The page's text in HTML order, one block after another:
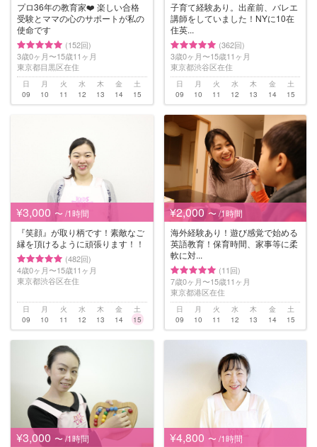
プロ36年の教育家❤️ 楽しい合格
受験とママの心のサポートが私の
使命です
(152回)
3歳0ヶ月〜15歳11ヶ月
東京都目黒区在住
日
09
月
10
火
11
水
12
木
13
金
14
土
15
子育て経験あり。出産前、バレエ
講師をしていました！NYに10在
住英...
(362回)
3歳0ヶ月〜15歳11ヶ月
東京都渋谷区在住
日
09
月
10
火
11
水
12
木
13
金
14
土
15
¥3,000 〜 /1時間
『笑顔』が取り柄です！素敵なご
縁を頂けるように頑張ります！！
(482回)
4歳0ヶ月〜15歳11ヶ月
東京都渋谷区在住
日
09
月
10
火
11
水
12
木
13
金
14
土
15
¥2,000 〜 /1時間
海外経験あり！遊び感覚で始める
英語教育！保育時間、家事等に柔
軟に対...
(11回)
7歳0ヶ月〜15歳11ヶ月
東京都港区在住
日
09
月
10
火
11
水
12
木
13
金
14
土
15
¥3,000 〜 /1時間
¥4,800 〜 /1時間